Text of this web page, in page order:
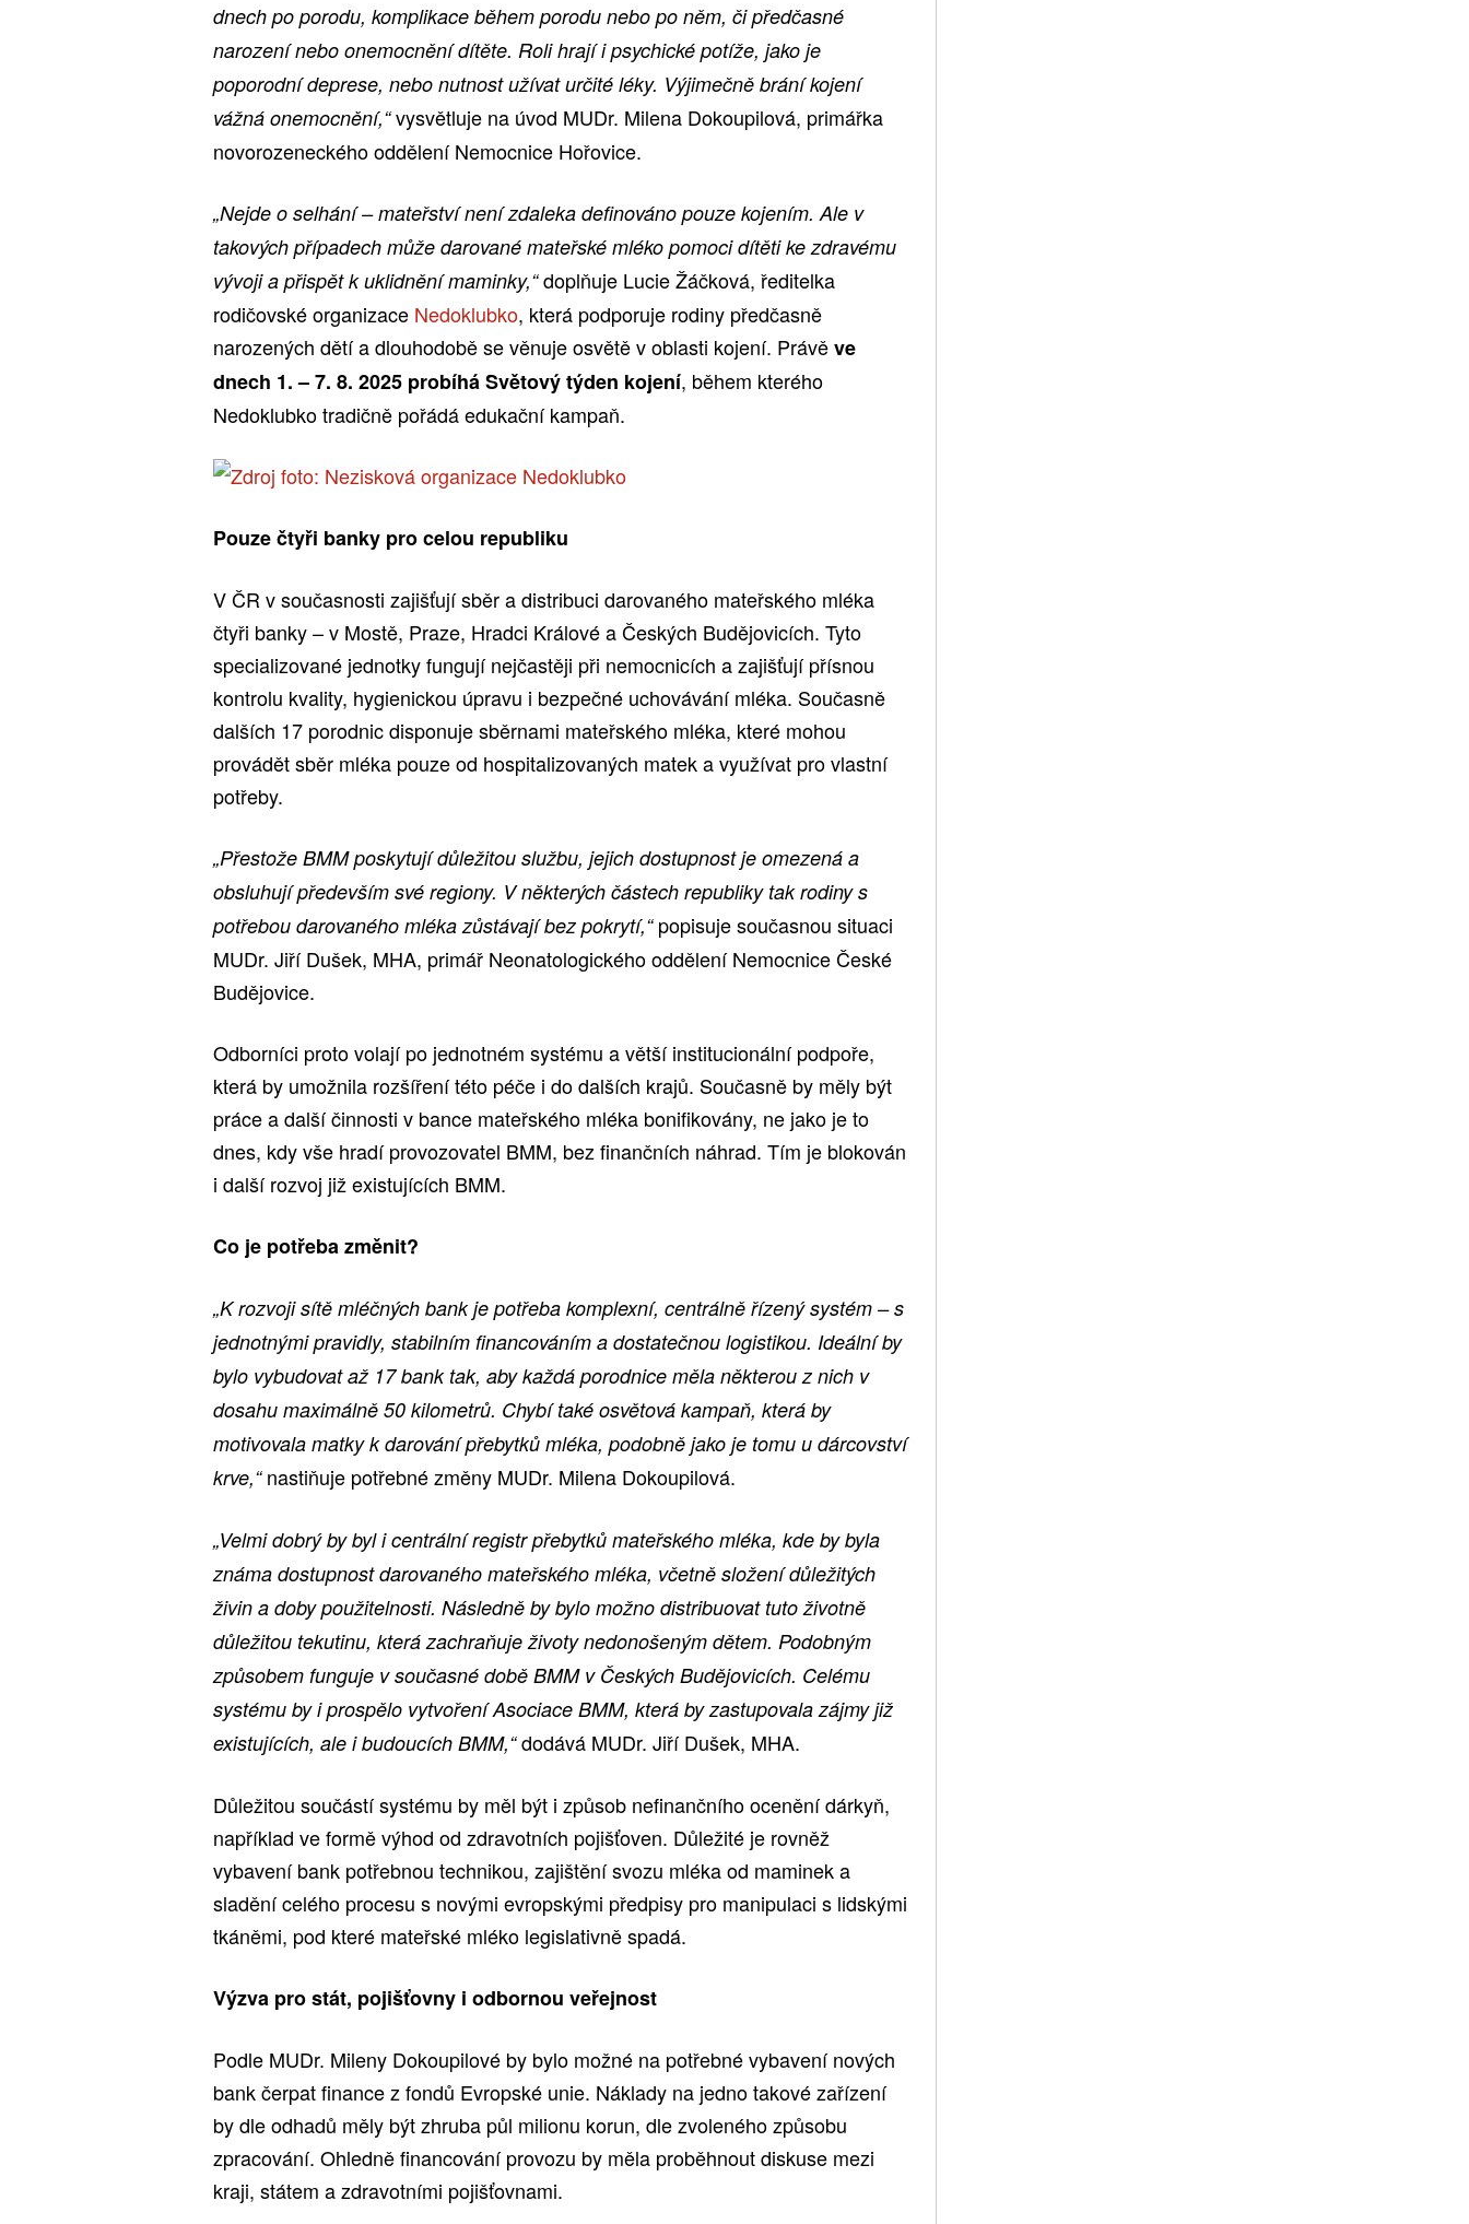
dnech po porodu, komplikace během porodu nebo po něm, či předčasné
narození nebo onemocnění dítěte. Roli hrají i psychické potíže, jako je
poporodní deprese, nebo nutnost užívat určité léky. Výjimečně brání kojení
vážná onemocnění,“vysvětluje na úvod MUDr. Milena Dokoupilová, primářka
novorozeneckého oddělení Nemocnice Hořovice.
„Nejde o selhání – mateřství není zdaleka definováno pouze kojením. Ale v
takových případech může darované mateřské mléko pomoci dítěti ke zdravému
vývoji a přispět k uklidnění maminky,“doplňuje Lucie Žáčková, ředitelka
rodičovské organizace Nedoklubko, která podporuje rodiny předčasně
narozených dětí a dlouhodobě se věnuje osvětě v oblasti kojení. Právěve
dnech 1. – 7. 8. 2025 probíhá Světový týden kojení, během kterého
Nedoklubko tradičně pořádá edukační kampaň.
Pouze čtyři banky pro celou republiku
V ČR v současnosti zajišťují sběr a distribuci darovaného mateřského mléka
čtyři banky – v Mostě, Praze, Hradci Králové a Českých Budějovicích. Tyto
specializované jednotky fungují nejčastěji při nemocnicích a zajišťují přísnou
kontrolu kvality, hygienickou úpravu i bezpečné uchovávání mléka. Současně
dalších 17 porodnic disponuje sběrnami mateřského mléka, které mohou
provádět sběr mléka pouze od hospitalizovaných matek a využívat pro vlastní
potřeby.
„Přestože BMM poskytují důležitou službu, jejich dostupnost je omezená a
obsluhují především své regiony. V některých částech republiky tak rodiny s
potřebou darovaného mléka zůstávají bez pokrytí,“popisuje současnou situaci
MUDr. Jiří Dušek, MHA, primář Neonatologického oddělení Nemocnice České
Budějovice.
Odborníci proto volají po jednotném systému a větší institucionální podpoře,
která by umožnila rozšíření této péče i do dalších krajů. Současně by měly být
práce a další činnosti v bance mateřského mléka bonifikovány, ne jako je to
dnes, kdy vše hradí provozovatel BMM, bez finančních náhrad. Tím je blokován
i další rozvoj již existujících BMM.
Co je potřeba změnit?
„K rozvoji sítě mléčných bank je potřeba komplexní, centrálně řízený systém – s
jednotnými pravidly, stabilním financováním a dostatečnou logistikou. Ideální by
bylo vybudovat až 17 bank tak, aby každá porodnice měla některou z nich v
dosahu maximálně 50 kilometrů. Chybí také osvětová kampaň, která by
motivovala matky k darování přebytků mléka, podobně jako je tomu u dárcovství
krve,“nastiňuje potřebné změny MUDr. Milena Dokoupilová.
„Velmi dobrý by byl i centrální registr přebytků mateřského mléka, kde by byla
známa dostupnost darovaného mateřského mléka, včetně složení důležitých
živin a doby použitelnosti. Následně by bylo možno distribuovat tuto životně
důležitou tekutinu, která zachraňuje životy nedonošeným dětem. Podobným
způsobem funguje v současné době BMM v Českých Budějovicích. Celému
systému by i prospělo vytvoření Asociace BMM, která by zastupovala zájmy již
existujících, ale i budoucích BMM,“dodává MUDr. Jiří Dušek, MHA.
Důležitou součástí systému by měl být i způsob nefinančního ocenění dárkyň,
například ve formě výhod od zdravotních pojišťoven. Důležité je rovněž
vybavení bank potřebnou technikou, zajištění svozu mléka od maminek a
sladění celého procesu s novými evropskými předpisy pro manipulaci s lidskými
tkáněmi, pod které mateřské mléko legislativně spadá.
Výzva pro stát, pojišťovny i odbornou veřejnost
Podle MUDr. Mileny Dokoupilové by bylo možné na potřebné vybavení nových
bank čerpat finance z fondů Evropské unie. Náklady na jedno takové zařízení
by dle odhadů měly být zhruba půl milionu korun, dle zvoleného způsobu
zpracování. Ohledně financování provozu by měla proběhnout diskuse mezi
kraji, státem a zdravotními pojišťovnami.